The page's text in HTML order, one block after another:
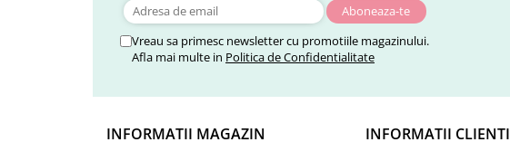
Vreau sa primesc newsletter cu promotiile magazinului.
Afla mai multe in Politica de Confidentialitate
INFORMATII MAGAZIN INFORMATII CLIENTI